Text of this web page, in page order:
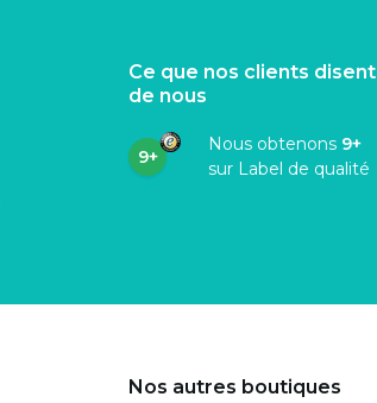
Ce que nos clients disent
de nous
9+
Nous obtenons 9+
sur Label de qualité
Nos autres boutiques